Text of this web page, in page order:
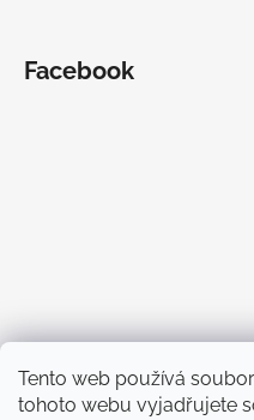
Tento web používá
tohoto webu vyjadřujete
Facebook